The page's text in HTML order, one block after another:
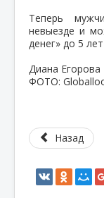
Теперь
невыезде и
денег» до 5
Диана Егорова
ФОТО:
Назад